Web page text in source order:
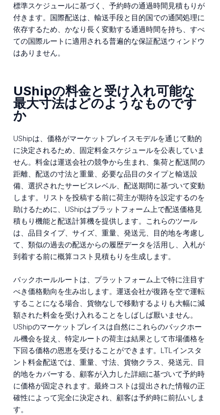
標準スケジュールに基づく、予約時の通過時間見積もりが
付きます。国際配送は、輸送手段と目的国での通関処理に
依存するため、かなり長く変動する通過時間を持ち、すべ
ての国際ルートに適用される普遍的な保証配送ウィンドウ
はありません。
UShipの料金と受け入れ可能な
最大寸法はどのようなものです
か
UShipは、価格がマーケットプレイスモデルを通じて動的
に決定されるため、固定料金スケジュールを公表していま
せん。料金は運送会社の競争から生まれ、集荷と配送間の
距離、配送の寸法と重量、必要な品目のタイプと輸送設
備、選択されたサービスレベル、配送期間に基づいて変動
します。リストを投稿する前に荷主が期待を設定するのを
助けるために、UShipはプラットフォーム上で配送価格見
積もり機能と配送計算機を提供します。これらのツール
は、品目タイプ、サイズ、重量、発送元、目的地を考慮し
て、類似の過去の配送からの履歴データを活用し、入札が
到着する前に概算コスト見積もりを生成します。
バックホールルートは、プラットフォーム上で特に注目す
べき価格動向を生み出します。運送会社が復路を空で運転
することになる場合、貨物なしで移動するよりも大幅に減
額された料金を受け入れることをしばしば厭いません。
UShipのマーケットプレイスは自然にこれらのバックホー
ル機会を捉え、特定ルートの荷主は結果として市場価格を
下回る価格の恩恵を受けることができます。LTLインスタ
ント料金配送では、重量、寸法、貨物クラス、発送元、目
的地をカバーする、顧客が入力した詳細に基づいて予約時
に価格が固定されます。最終コストは提出された情報の正
確性によって完全に決定され、顧客は予約時に前払いしま
す。